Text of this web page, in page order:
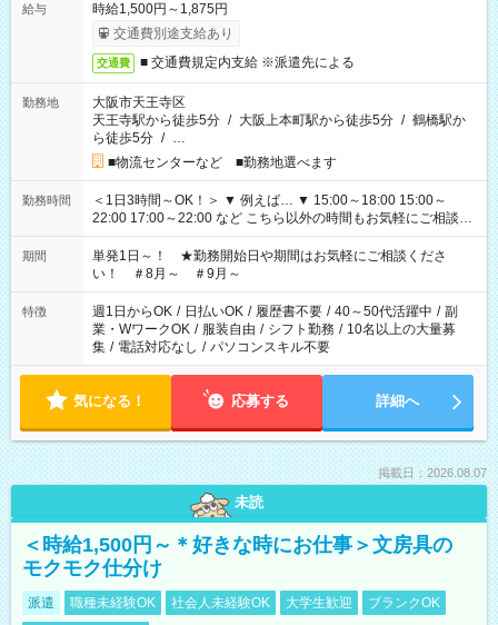
給与
時給1,500円～1,875円
交通費別途支給あり
交通費 ■ 交通費規定内支給 ※派遣先による
勤務地
大阪市天王寺区
天王寺駅から徒歩5分 / 大阪上本町駅から徒歩5分 / 鶴橋駅か
ら徒歩5分 / …
■物流センターなど ■勤務地選べます
勤務時間
＜1日3時間～OK！＞ ▼ 例えば… ▼ 15:00～18:00 15:00～
22:00 17:00～22:00 など こちら以外の時間もお気軽にご相談く
ださい！
期間
単発1日～！ ★勤務開始日や期間はお気軽にご相談くださ
い！ ＃8月～ ＃9月～
特徴 週1日からOK / 日払いOK / 履歴書不要 / 40～50代活躍中 / 副
業・WワークOK / 服装自由 / シフト勤務 / 10名以上の大量募
集 / 電話対応なし / パソコンスキル不要
気になる！ 応募する 詳細へ
掲載日：2026.08.07
未読
＜時給1,500円～＊好きな時にお仕事＞文房具の
モクモク仕分け
派遣 職種未経験OK 社会人未経験OK 大学生歓迎
ブランクOK